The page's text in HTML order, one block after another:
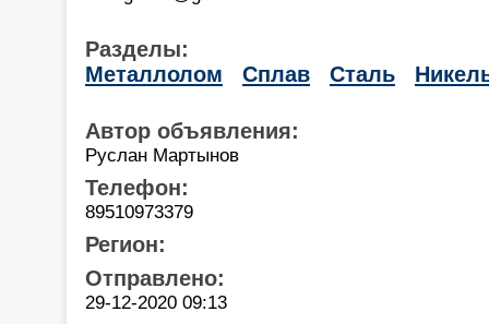
Разделы:
Металлолом
Сплав Сталь
Автор объявления:
Руслан Мартынов
Телефон:
89510973379
Регион:
Отправлено:
29-12-2020 09:13